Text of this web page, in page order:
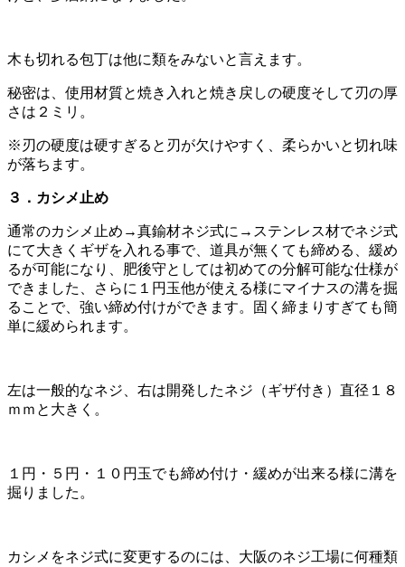
木も切れる包丁は他に類をみないと言えます。
秘密は、使用材質と焼き入れと焼き戻しの硬度そして刃の厚
さは２ミリ。
※刃の硬度は硬すぎると刃が欠けやすく、柔らかいと切れ味
が落ちます。
３．カシメ止め
通常のカシメ止め→真鍮材ネジ式に→ステンレス材でネジ式
にて大きくギザを入れる事で、道具が無くても締める、緩め
るが可能になり、肥後守としては初めての分解可能な仕様が
できました、さらに１円玉他が使える様にマイナスの溝を掘
ることで、強い締め付けができます。固く締まりすぎても簡
単に緩められます。
左は一般的なネジ、右は開発したネジ（ギザ付き）直径１８
ｍｍと大きく。
１円・５円・１０円玉でも締め付け・緩めが出来る様に溝を
掘りました。
カシメをネジ式に変更するのには、大阪のネジ工場に何種類